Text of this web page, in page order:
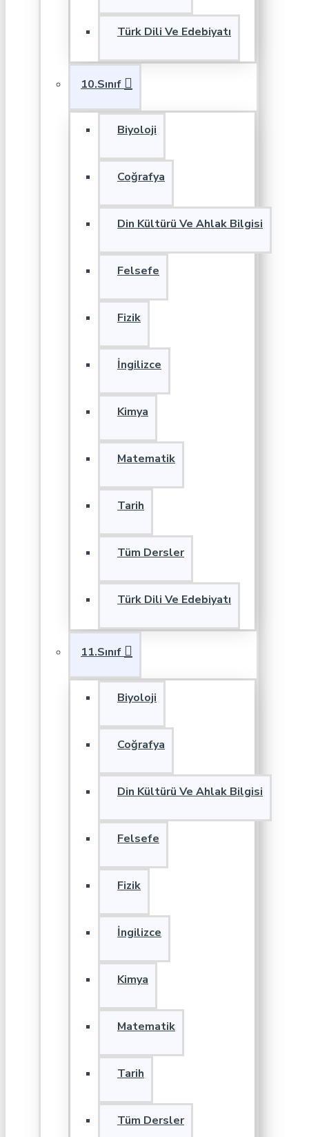
Türk Dili Ve Edebiyatı
10.Sınıf
Biyoloji
Coğrafya
Din Kültürü Ve Ahlak Bilgisi
Felsefe
Fizik
İngilizce
Kimya
Matematik
Tarih
Tüm Dersler
Türk Dili Ve Edebiyatı
11.Sınıf
Biyoloji
Coğrafya
Din Kültürü Ve Ahlak Bilgisi
Felsefe
Fizik
İngilizce
Kimya
Matematik
Tarih
Tüm Dersler